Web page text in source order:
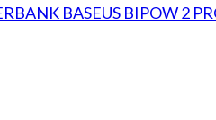
BASEUS BIPOW 2